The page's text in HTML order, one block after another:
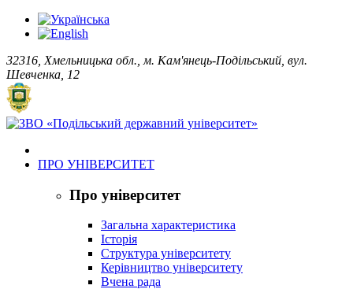
32316, Хмельницька обл., м. Кам'янець-Подільський, вул.
Шевченка, 12
ПРО УНІВЕРСИТЕТ
Про університет
Загальна характеристика
Історія
Структура університету
Керівництво університету
Вчена рада